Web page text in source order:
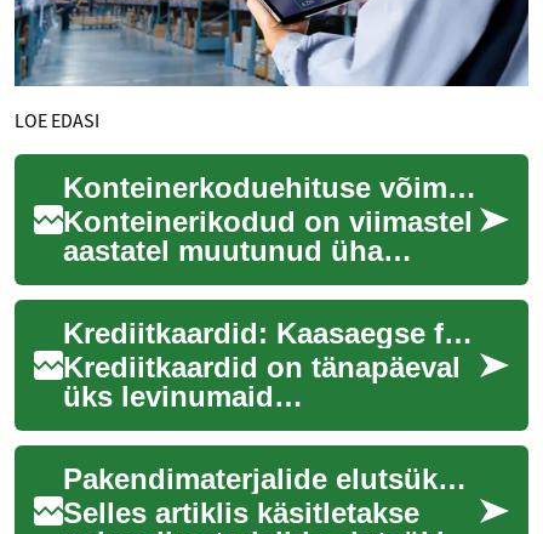
LOE EDASI
Konteinerkoduehituse võimalused ja väljakutsed
Konteinerikodud on viimastel
aastatel muutunud üha
populaarsemaks alternatiiviks
traditsioonilisele
elamuehitusele. N...
Krediitkaardid: Kaasaegse finantstehnoloogia võimalused ja ohud
Krediitkaardid on tänapäeval
üks levinumaid
maksevahendeid, pakkudes
kasutajatele mugavust ja
paindlikkust igapäevast...
Pakendimaterjalide elutsükkel ja taaskasutuse võimalused
Selles artiklis käsitletakse